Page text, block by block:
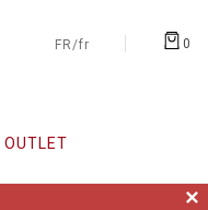
FR/fr 0
OUTLET
✕